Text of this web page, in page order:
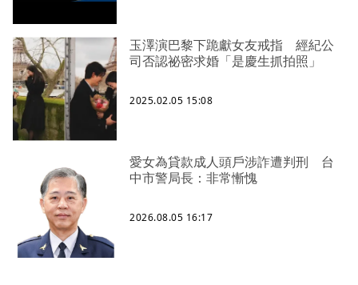
玉澤演巴黎下跪獻女友戒指 經紀公
司否認祕密求婚「是慶生抓拍照」
2025.02.05 15:08
愛女為貸款成人頭戶涉詐遭判刑 台
中市警局長：非常慚愧
2026.08.05 16:17